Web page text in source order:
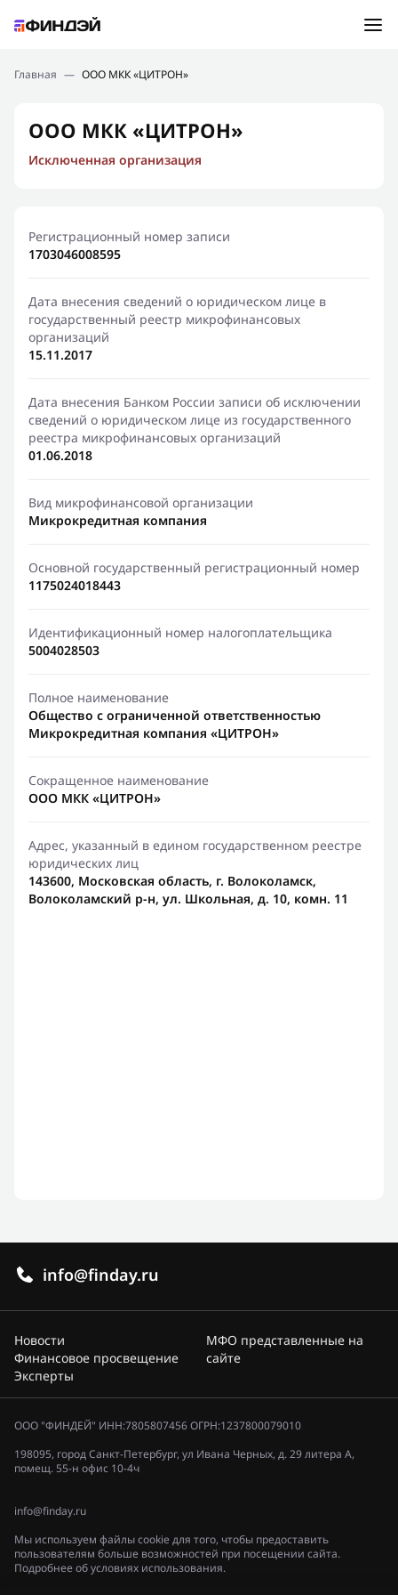
Подбор займа
Новости
Финансовое просвещение
Главная — ООО МКК «ЦИТРОН»
ООО МКК «ЦИТРОН»
Исключенная организация
Регистрационный номер записи
1703046008595
Дата внесения сведений о юридическом лице в
государственный реестр микрофинансовых
организаций
15.11.2017
Дата внесения Банком России записи об исключении
сведений о юридическом лице из государственного
реестра микрофинансовых организаций
01.06.2018
Вид микрофинансовой организации
Микрокредитная компания
Основной государственный регистрационный номер
1175024018443
Идентификационный номер налогоплательщика
5004028503
Полное наименование
Общество с ограниченной ответственностью
Микрокредитная компания «ЦИТРОН»
Сокращенное наименование
ООО МКК «ЦИТРОН»
Адрес, указанный в едином государственном реестре
юридических лиц
143600, Московская область, г. Волоколамск,
Волоколамский р-н, ул. Школьная, д. 10, комн. 11
info@finday.ru
Новости
Финансовое просвещение
Эксперты
МФО представленные на
сайте
ООО "ФИНДЕЙ" ИНН:7805807456 ОГРН:1237800079010
198095, город Санкт-Петербург, ул Ивана Черных, д. 29 литера А,
помещ. 55-н офис 10-4ч
info@finday.ru
Мы используем файлы cookie для того, чтобы предоставить
пользователям больше возможностей при посещении сайта.
Подробнее об условиях использования.
Ошибка:Контактная форма не найдена.
Спасибо, что написали нам
Мы свяжемся с Вами в ближайшее время и сообщим
результат
Отправить новый запрос